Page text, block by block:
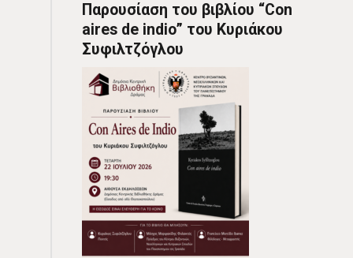
Παρουσίαση του βιβλίου “Con
aires de indio” του Κυριάκου
Συφιλτζόγλου